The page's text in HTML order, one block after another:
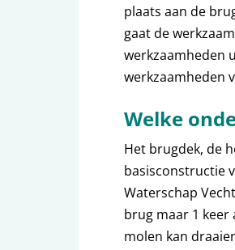
plaats aan de
gaat de
werkzaamheden
werkzaamheden
Welke
Het brugdek, de
basisconstructie
Waterschap
brug maar 1
molen kan